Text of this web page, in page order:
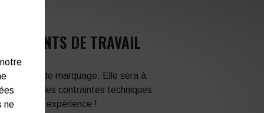
DE TRAVAIL
de marquage. Elle sera à
fonction des contraintes techniques
de son expérience !
ne